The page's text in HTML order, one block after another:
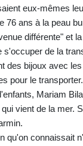
eux-mêmes
76 ans à la peau
différente" et
de la
des bijoux avec
pour le transporter.
Mariam
vient de la mer.
qu'on connaissait